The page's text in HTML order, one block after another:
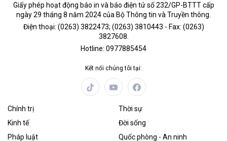
Giấy phép hoạt động báo in và báo điện tử số 232/GP-BTTT cấp
ngày 29 tháng 8 năm 2024 của Bộ Thông tin và Truyền thông.
Điện thoại: (0263) 3822473; (0263) 3810443 - Fax: (0263)
3827608.
Hotline: 0977885454
Kết nối chúng tôi tại:
Chính trị
Thời sự
Kinh tế
Đời sống
Pháp luật
Quốc phòng - An ninh